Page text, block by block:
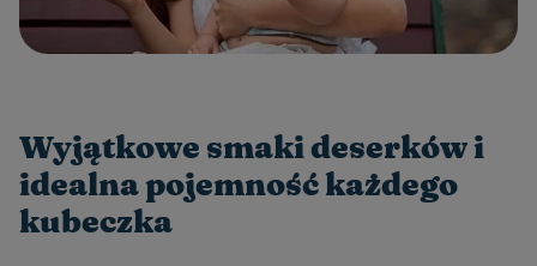
Wyjątkowe smaki deserków i
idealna pojemność każdego
kubeczka